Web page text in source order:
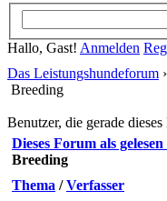
Hallo, Gast! Anmelden
Das Leistungshundeforum ›
Breeding
Benutzer, die gerade
Dieses Forum als
Breeding
Thema /Verfasser